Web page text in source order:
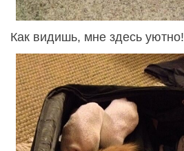
Как видишь, мне здесь уютно!